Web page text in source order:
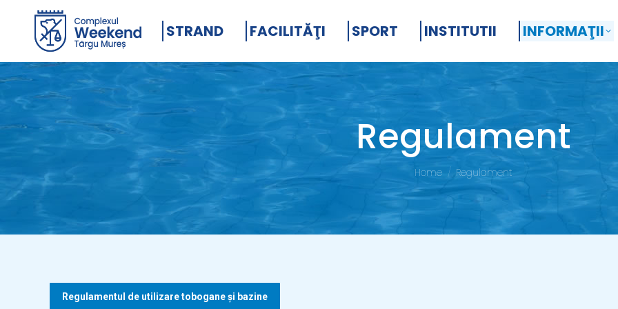
STRAND FACILITĂŢI SPORT INSTITUTII INFORMAŢII
Regulament
You are here:
Home Regulament
Regulamentul de utilizare tobogane şi bazine